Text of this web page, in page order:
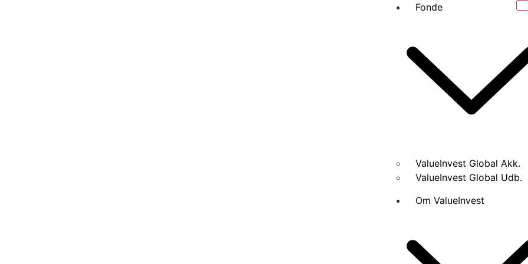
Fonde
ValueInvest Global Akk.
ValueInvest Global Udb.
Om ValueInvest